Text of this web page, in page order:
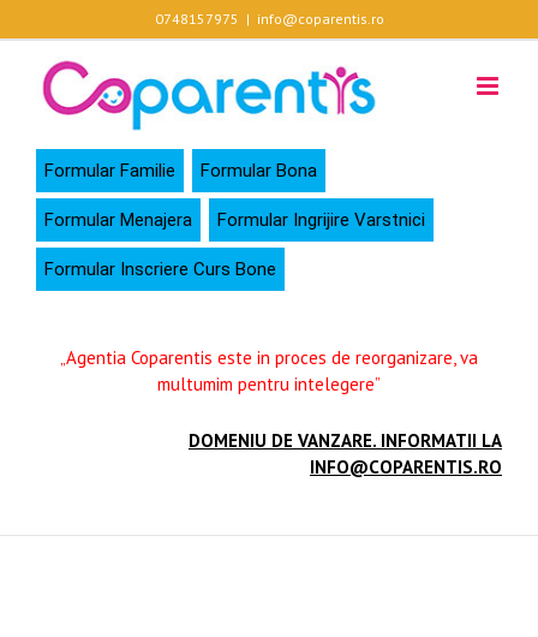
to
content
0748157975 | info@coparentis.ro
Formular Familie Formular Bona
Formular Menajera Formular Ingrijire Varstnici
Formular Inscriere Curs Bone
„Agentia Coparentis este in proces de reorganizare, va
multumim pentru intelegere”
DOMENIU DE VANZARE. INFORMATII LA
INFO@COPARENTIS.RO